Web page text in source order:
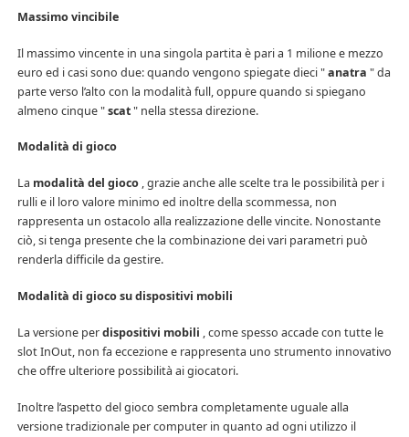
Massimo vincibile
Il massimo vincente in una singola partita è pari a 1 milione e mezzo
euro ed i casi sono due: quando vengono spiegate dieci "anatra " da
parte verso l’alto con la modalità full, oppure quando si spiegano
almeno cinque "scat" nella stessa direzione.
Modalità di gioco
La modalità del gioco , grazie anche alle scelte tra le possibilità per i
rulli e il loro valore minimo ed inoltre della scommessa, non
rappresenta un ostacolo alla realizzazione delle vincite. Nonostante
ciò, si tenga presente che la combinazione dei vari parametri può
renderla difficile da gestire.
Modalità di gioco su dispositivi mobili
La versione perdispositivi mobili , come spesso accade con tutte le
slot InOut, non fa eccezione e rappresenta uno strumento innovativo
che offre ulteriore possibilità ai giocatori.
Inoltre l’aspetto del gioco sembra completamente uguale alla
versione tradizionale per computer in quanto ad ogni utilizzo il